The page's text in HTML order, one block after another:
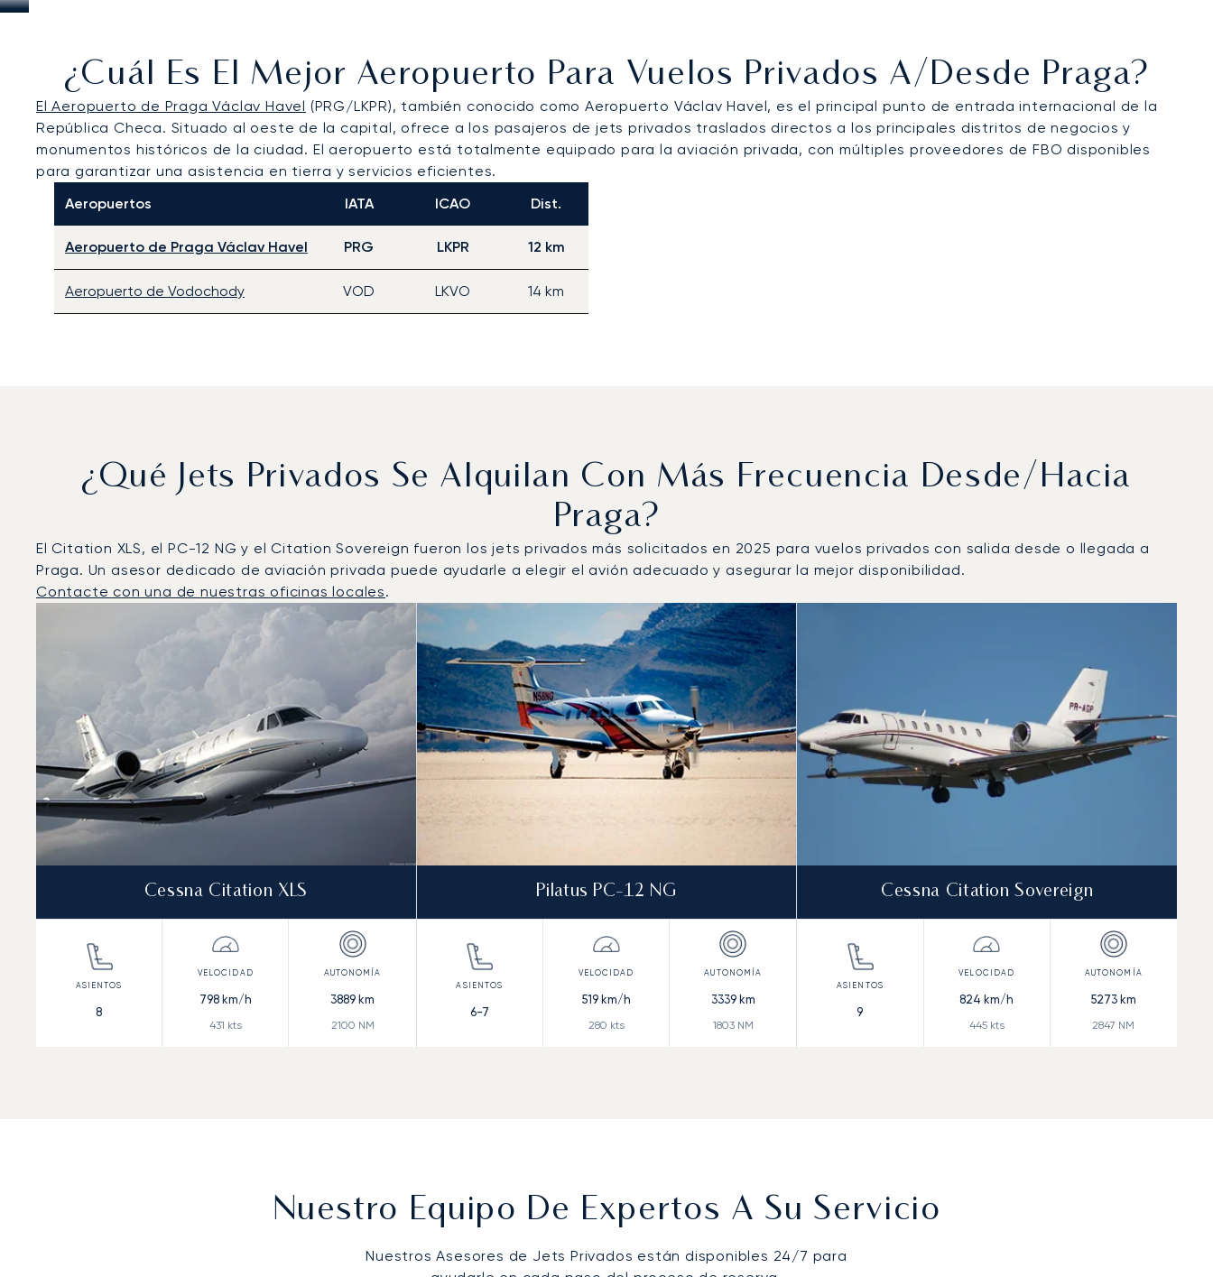
¿Cuál Es El Mejor Aeropuerto Para Vuelos Privados A/desde Praga?
El Aeropuerto de Praga Václav Havel (PRG/LKPR), también conocido como Aeropuerto Václav Havel, es el principal punto de entrada internacional de la
República Checa. Situado al oeste de la capital, ofrece a los pasajeros de jets privados traslados directos a los principales distritos de negocios y
monumentos históricos de la ciudad. El aeropuerto está totalmente equipado para la aviación privada, con múltiples proveedores de FBO disponibles
para garantizar una asistencia en tierra y servicios eficientes.
Aeropuertos
IATA ICAO Dist.
Aeropuerto de Praga Václav Havel PRG LKPR 12 km
Aeropuerto de Vodochody VOD LKVO 14 km
¿Qué Jets Privados Se Alquilan Con Más Frecuencia Desde/hacia
Praga?
El Citation XLS, el PC-12 NG y el Citation Sovereign fueron los jets privados más solicitados en 2025 para vuelos privados con salida desde o llegada a
Praga. Un asesor dedicado de aviación privada puede ayudarle a elegir el avión adecuado y asegurar la mejor disponibilidad.
Contacte con una de nuestras oficinas locales.
Praga : Los 3 modelos de aeronave más operados por número de movimientos de vuelo en 2025
Modelo de aeronave
Asientos
Velocidad (km/h)
Velocidad (nudos)
Autonomía (km)
Cessna Citation XLS
8
798km/h
431 kts
3889 km
2100 NM
Pilatus PC-12 NG
6-7
519km/h
280 kts
3339km
1803NM
Cessna Citation Sovereign
9
824 km/h
445kts
5273km
2847 NM
Nuestro Equipo De Expertos A Su Servicio
Nuestros Asesores de Jets Privados están disponibles 24/7 para